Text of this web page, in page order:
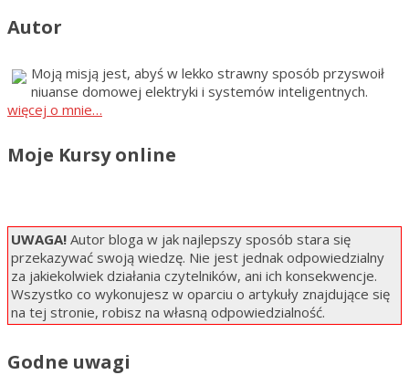
Autor
Moją misją jest, abyś w lekko strawny sposób przyswoił
niuanse domowej elektryki i systemów inteligentnych.
więcej o mnie…
Moje Kursy online
UWAGA! Autor bloga w jak najlepszy sposób stara się
przekazywać swoją wiedzę. Nie jest jednak odpowiedzialny
za jakiekolwiek działania czytelników, ani ich konsekwencje.
Wszystko co wykonujesz w oparciu o artykuły znajdujące się
na tej stronie, robisz na własną odpowiedzialność.
Godne uwagi